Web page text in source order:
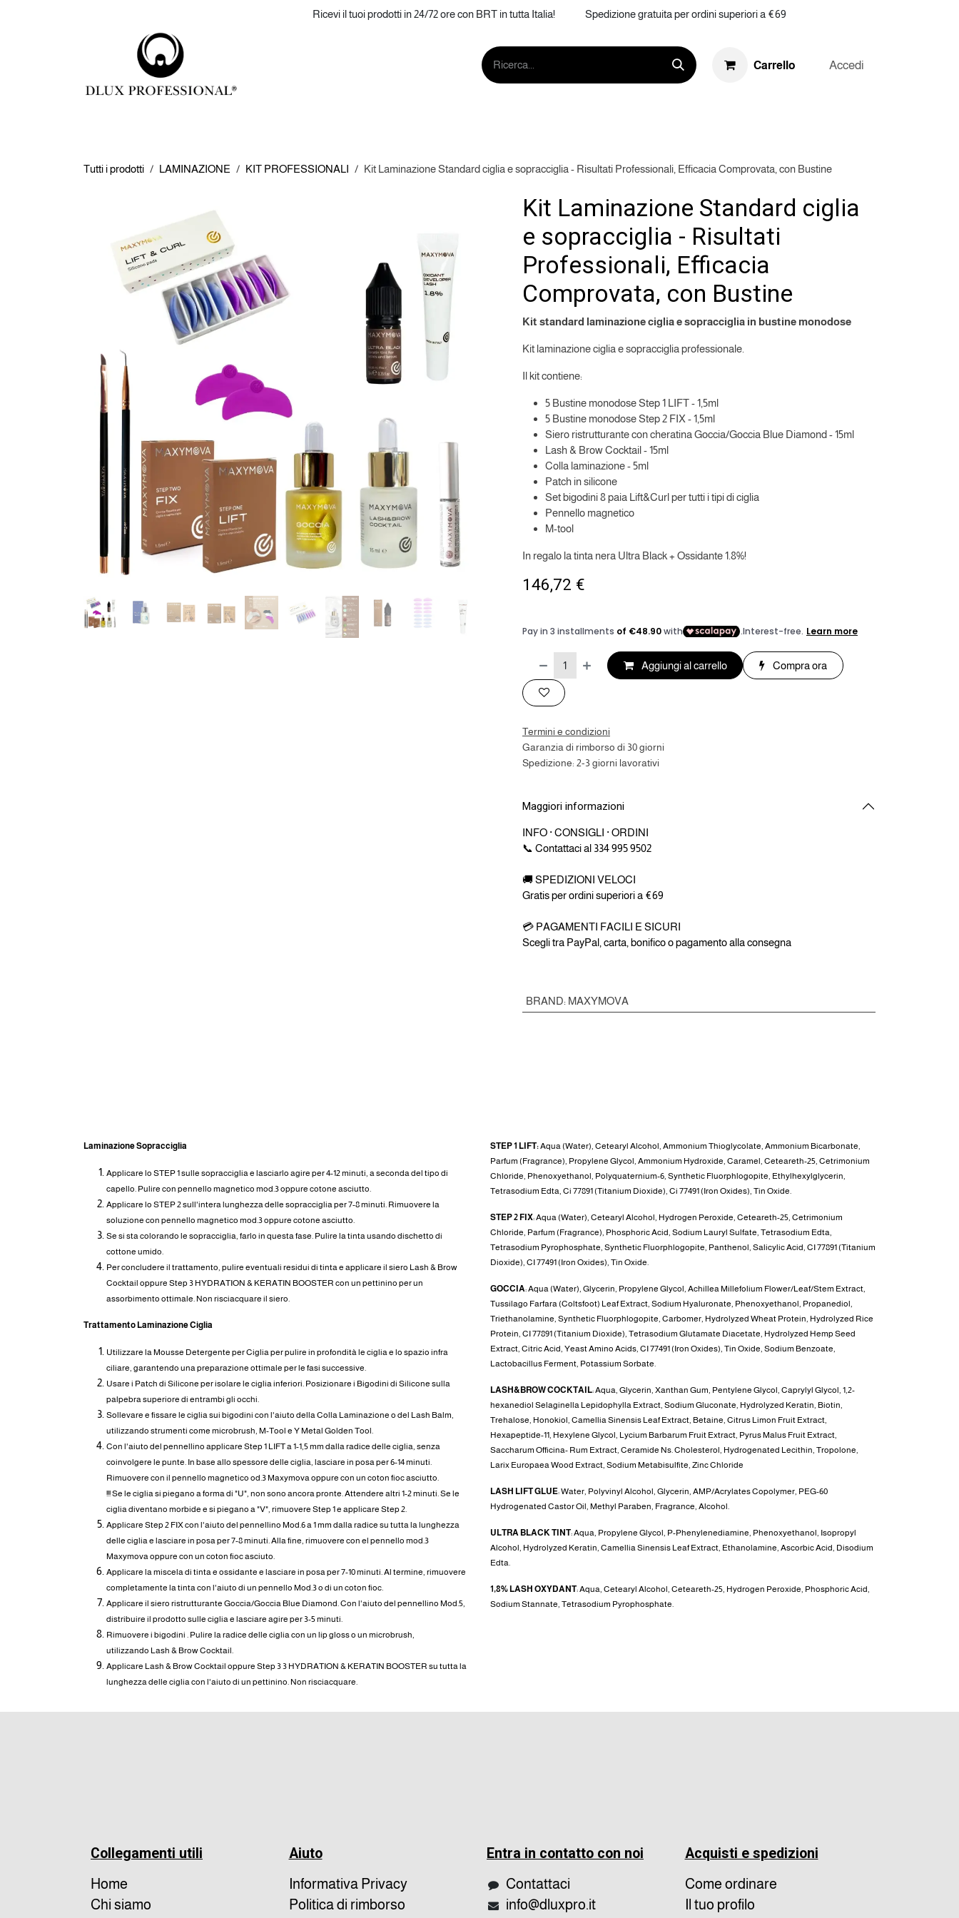
Ricevi il tuoi prodotti in 24/72 ore con BRT in tutta Italia! Spedizione gratuita per ordini superiori a €69
Carrello Accedi
Tutti i prodotti LAMINAZIONE KIT PROFESSIONALI Kit Laminazione Standard ciglia e sopracciglia - Risultati Professionali, Efficacia Comprovata, con Bustine
Kit Laminazione Standard ciglia
e sopracciglia - Risultati
Professionali, Efficacia
Comprovata, con Bustine
Kit standard laminazione ciglia e sopracciglia in bustine monodose
Kit laminazione ciglia e sopracciglia professionale.
Il kit contiene:
5 Bustine monodose Step 1 LIFT - 1,5ml
5 Bustine monodose Step 2 FIX - 1,5ml
Siero ristrutturante con cheratina Goccia/Goccia Blue Diamond - 15ml
Lash & Brow Cocktail - 15ml
Colla laminazione - 5ml
Patch in silicone
Set bigodini 8 paia Lift&Curl per tutti i tipi di ciglia
Pennello magnetico
M-tool
In regalo la tinta nera Ultra Black + Ossidante 1.8%!
146,72 €
Aggiungi al carrello Compra ora
Termini e condizioni
Garanzia di rimborso di 30 giorni
Spedizione: 2-3 giorni lavorativi
Maggiori informazioni
INFO · CONSIGLI · ORDINI
📞 Contattaci al 334 995 9502
🚚 SPEDIZIONI VELOCI
Gratis per ordini superiori a €69
💳 PAGAMENTI FACILI E SICURI
Scegli tra PayPal, carta, bonifico o pagamento alla consegna
BRAND: MAXYMOVA
Laminazione Sopracciglia
Applicare lo STEP 1 sulle sopracciglia e lasciarlo agire per 4-12 minuti, a seconda del tipo di
capello. Pulire con pennello magnetico mod.3 oppure cotone asciutto.
Applicare lo STEP 2 sull'intera lunghezza delle sopracciglia per 7-8 minuti. Rimuovere la
soluzione con pennello magnetico mod.3 oppure cotone asciutto.
Se si sta colorando le sopracciglia, farlo in questa fase. Pulire la tinta usando dischetto di
cottone umido.
Per concludere il trattamento, pulire eventuali residui di tinta e applicare il siero Lash & Brow
Cocktail oppure Step 3 HYDRATION & KERATIN BOOSTER con un pettinino per un
assorbimento ottimale. Non risciacquare il siero.
Trattamento Laminazione Ciglia
Utilizzare la Mousse Detergente per Ciglia per pulire in profondità le ciglia e lo spazio infra
ciliare, garantendo una preparazione ottimale per le fasi successive.
Usare i Patch di Silicone per isolare le ciglia inferiori. Posizionare i Bigodini di Silicone sulla
palpebra superiore di entrambi gli occhi.
Sollevare e fissare le ciglia sui bigodini con l'aiuto della Colla Laminazione o del Lash Balm,
utilizzando strumenti come microbrush, M-Tool e Y Metal Golden Tool.
Con l'aiuto del pennellino applicare Step 1 LIFT a 1-1,5 mm dalla radice delle ciglia, senza
coinvolgere le punte. In base allo spessore delle ciglia, lasciare in posa per 6-14 minuti.
Rimuovere con il pennello magnetico od.3 Maxymova oppure con un coton fioc asciutto.
!!! Se le ciglia si piegano a forma di "U", non sono ancora pronte. Attendere altri 1-2 minuti. Se le
ciglia diventano morbide e si piegano a "V", rimuovere Step 1 e applicare Step 2.
Applicare Step 2 FIX con l'aiuto del pennellino Mod.6 a 1 mm dalla radice su tutta la lunghezza
delle ciglia e lasciare in posa per 7-8 minuti. Alla fine, rimuovere con el pennello mod.3
Maxymova oppure con un coton fioc asciuto.
Applicare la miscela di tinta e ossidante e lasciare in posa per 7-10 minuti. Al termine, rimuovere
completamente la tinta con l'aiuto di un pennello Mod.3 o di un coton fioc.
Applicare il siero ristrutturante Goccia/Goccia Blue Diamond. Con l'aiuto del pennellino Mod.5,
distribuire il prodotto sulle ciglia e lasciare agire per 3-5 minuti.
Rimuovere i bigodini . Pulire la radice delle ciglia con un lip gloss o un microbrush,
utilizzando Lash & Brow Cocktail.
Applicare Lash & Brow Cocktail oppure Step 3 3 HYDRATION & KERATIN BOOSTER su tutta la
lunghezza delle ciglia con l'aiuto di un pettinino. Non risciacquare.
STEP 1 LIFT:Aqua (Water), Cetearyl Alcohol, Ammonium Thioglycolate, Ammonium Bicarbonate,
Parfum (Fragrance), Propylene Glycol, Ammonium Hydroxide, Caramel, Ceteareth-25, Cetrimonium
Chloride, Phenoxyethanol, Polyquaternium-6, Synthetic Fluorphlogopite, Ethylhexylglycerin,
Tetrasodium Edta, Ci 77891 (Titanium Dioxide), Ci 77491 (Iron Oxides), Tin Oxide.
STEP 2 FIX: Aqua (Water), Cetearyl Alcohol, Hydrogen Peroxide, Ceteareth-25, Cetrimonium
Chloride, Parfum (Fragrance), Phosphoric Acid, Sodium Lauryl Sulfate, Tetrasodium Edta,
Tetrasodium Pyrophosphate, Synthetic Fluorphlogopite, Panthenol, Salicylic Acid, CI 77891 (Titanium
Dioxide), CI 77491 (Iron Oxides), Tin Oxide.
GOCCIA: Aqua (Water), Glycerin, Propylene Glycol, Achillea Millefolium Flower/Leaf/Stem Extract,
Tussilago Farfara (Coltsfoot) Leaf Extract, Sodium Hyaluronate, Phenoxyethanol, Propanediol,
Triethanolamine, Synthetic Fluorphlogopite, Carbomer, Hydrolyzed Wheat Protein, Hydrolyzed Rice
Protein, CI 77891 (Titanium Dioxide), Tetrasodium Glutamate Diacetate, Hydrolyzed Hemp Seed
Extract, Citric Acid, Yeast Amino Acids, CI 77491 (Iron Oxides), Tin Oxide, Sodium Benzoate,
Lactobacillus Ferment, Potassium Sorbate.
LASH&BROW COCKTAIL: Aqua, Glycerin, Xanthan Gum, Pentylene Glycol, Caprylyl Glycol, 1,2-
hexanediol Selaginella Lepidophylla Extract, Sodium Gluconate, Hydrolyzed Keratin, Biotin,
Trehalose, Honokiol, Camellia Sinensis Leaf Extract, Betaine, Citrus Limon Fruit Extract,
Hexapeptide-11, Hexylene Glycol, Lycium Barbarum Fruit Extract, Pyrus Malus Fruit Extract,
Saccharum Officina- Rum Extract, Ceramide Ns. Cholesterol, Hydrogenated Lecithin, Tropolone,
Larix Europaea Wood Extract, Sodium Metabisulfite, Zinc Chloride
LASH LIFT GLUE: Water, Polyvinyl Alcohol, Glycerin, AMP/Acrylates Copolymer, PEG-60
Hydrogenated Castor Oil, Methyl Paraben, Fragrance, Alcohol.
ULTRA BLACK TINT: Aqua, Propylene Glycol, P-Phenylenediamine, Phenoxyethanol, Isopropyl
Alcohol, Hydrolyzed Keratin, Camellia Sinensis Leaf Extract, Ethanolamine, Ascorbic Acid, Disodium
Edta.
1,8% LASH OXYDANT: Aqua, Cetearyl Alcohol, Ceteareth-25, Hydrogen Peroxide, Phosphoric Acid,
Sodium Stannate, Tetrasodium Pyrophosphate.
Collegamenti utili
Home
Chi siamo
Entra in contatto con noi
Contattaci
info@dluxpro.it
Acquisti e spedizioni
Come ordinare
Il tuo profilo
Aiuto
Informativa Privacy
Politica di rimborso